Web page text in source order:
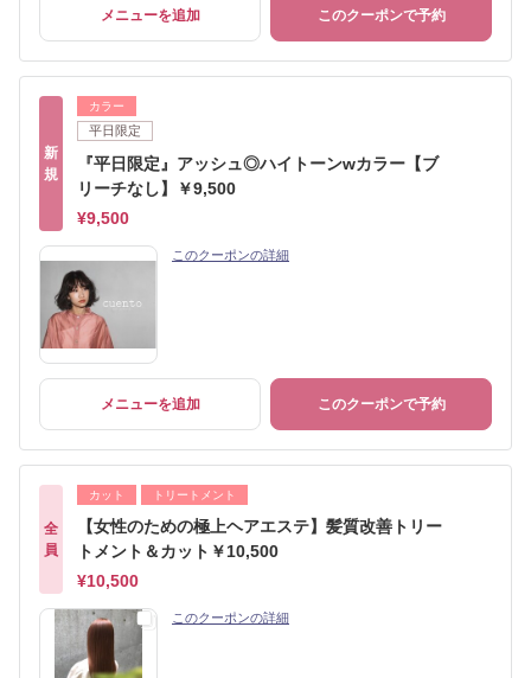
メニューを追加 このクーポンで予約
新
規
カラー
平日限定
『平日限定』アッシュ◎ハイトーンwカラー【ブ
リーチなし】￥9,500
¥9,500
このクーポンの詳細
メニューを追加 このクーポンで予約
全
員
カット トリートメント
【女性のための極上ヘアエステ】髪質改善トリー
トメント＆カット￥10,500
¥10,500
このクーポンの詳細